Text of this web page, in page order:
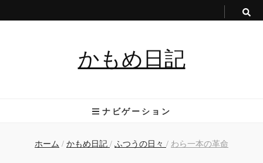
かもめ日記
ナビゲーション
ホーム / かもめ日記 / ふつうの日々 / わら一本の革命